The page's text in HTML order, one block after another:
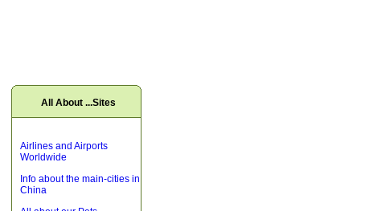
All About ...Sites
Airlines and Airports
Worldwide
Info about the main-cities in
China